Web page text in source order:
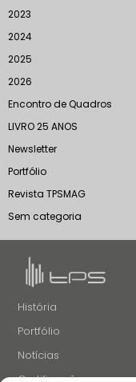
2023
2024
2025
2026
Encontro de Quadros
LIVRO 25 ANOS
Newsletter
Portfólio
Revista TPSMAG
Sem categoria
História
Portfólio
Notícias